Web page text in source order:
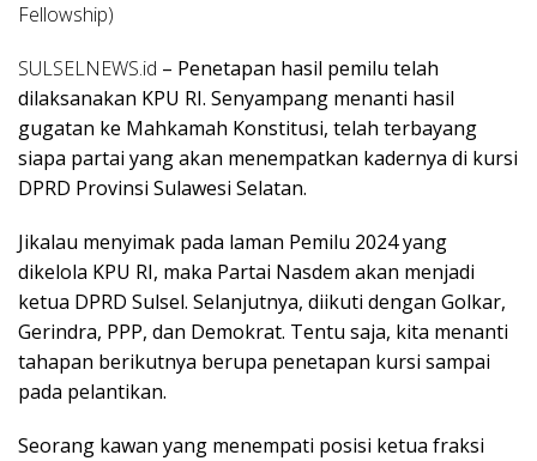
Fellowship)
SULSELNEWS.id – Penetapan hasil pemilu telah
dilaksanakan KPU RI. Senyampang menanti hasil
gugatan ke Mahkamah Konstitusi, telah terbayang
siapa partai yang akan menempatkan kadernya di kursi
DPRD Provinsi Sulawesi Selatan.
Jikalau menyimak pada laman Pemilu 2024 yang
dikelola KPU RI, maka Partai Nasdem akan menjadi
ketua DPRD Sulsel. Selanjutnya, diikuti dengan Golkar,
Gerindra, PPP, dan Demokrat. Tentu saja, kita menanti
tahapan berikutnya berupa penetapan kursi sampai
pada pelantikan.
Seorang kawan yang menempati posisi ketua fraksi